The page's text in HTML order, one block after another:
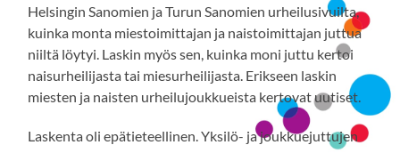
Helsingin Sanomien ja Turun Sanomien urheilusivuilta,
kuinka monta miestoimittajan ja naistoimittajan juttua
niiltä löytyi. Laskin myös sen, kuinka moni juttu kertoi
naisurheilijasta tai miesurheilijasta. Erikseen laskin
miesten ja naisten urheilujoukkueista kertovat uutiset.
Laskenta oli epätieteellinen. Yksilö- ja joukkuejuttujen